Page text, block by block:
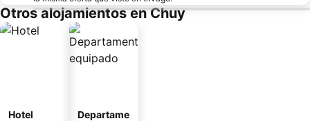
Otros alojamientos en Chuy
Hotel
Departame